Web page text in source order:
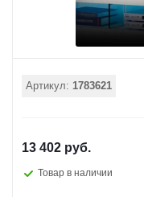
Артикул: 1783621
13 402 руб.
Товар в наличии